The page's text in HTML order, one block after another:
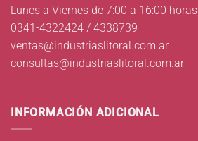
Lunes a Viernes de 7:00 a 16:00 horas
0341-4322424 / 4338739
ventas@industriaslitoral.com.ar
consultas@industriaslitoral.com.ar
INFORMACIÓN ADICIONAL